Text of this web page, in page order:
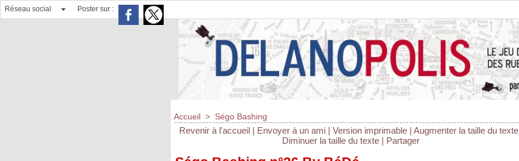
Réseau social Poster sur :
Accueil > Ségo Bashing
Revenir à l'accueil | Envoyer à un ami | Version imprimable | Augmenter la taille du texte
Diminuer la taille du texte | Partager